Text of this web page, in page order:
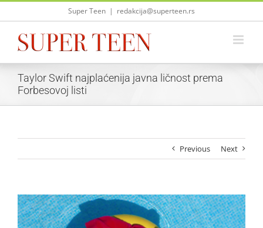
Skip
Super Teen | redakcija@superteen.rs
Taylor Swift najplaćenija javna ličnost prema
Forbesovoj listi
Previous Next
View
Larger
Image